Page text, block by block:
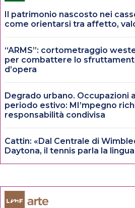
Il patrimonio nascosto nei
come orientarsi tra affetto,
“ARMS”: cortometraggio
per combattere lo
d’opera
Degrado urbano. Occupazioni
periodo estivo: MI’mpegno
responsabilità condivisa
Cattin: «Dal Centrale di
Daytona, il tennis parla la